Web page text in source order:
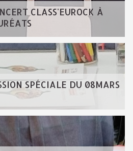
CLASS'EUROCK À
SPÉCIALE DU 08MARS